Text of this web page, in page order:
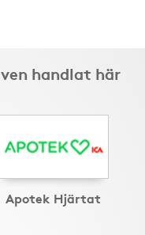
handlat här
Apotek Hjärtat